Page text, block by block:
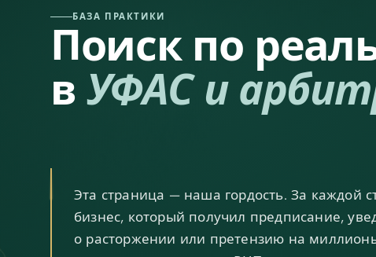
БАЗА ПРАКТИКИ
Поиск по
вУФАС и
Эта страница — наша гордость. За каждой
бизнес, который получил предписание,
о расторжении или претензию на